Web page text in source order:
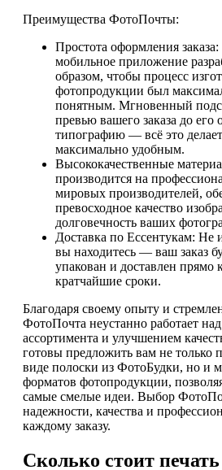
Преимущества ФотоПочты:
Простота оформления
мобильное приложение
образом, чтобы процесс
фотопродукции был
понятным. Мгновенный
превью вашего заказа до его
типографию — всё это делает
максимально удобным.
Высококачественные
производится на
мировых производителей,
превосходное качество
долговечность ваших
Доставка по Ессентукам: Не
вы находитесь — ваш заказ
упакован и доставлен прямо
кратчайшие сроки.
Благодаря своему опыту и
ФотоПочта неустанно работает
ассортимента и улучшением
готовы предложить вам не только
виде полоски из ФотоБудки, но и
форматов фотопродукции,
самые смелые идеи. Выбор
надежности, качества и
каждому заказу.
Сколько стоит